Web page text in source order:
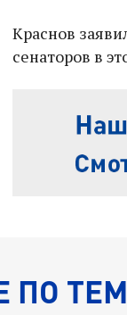
Краснов
сенаторов в
ПО